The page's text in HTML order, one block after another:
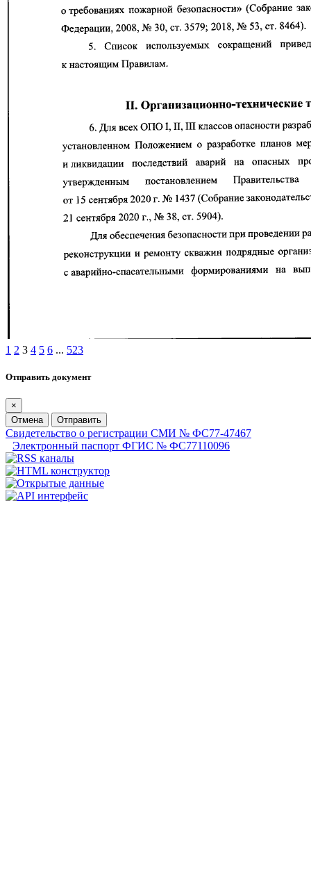
1 2 3 4 5 6 ... 523
Отправить документ
×
Отмена
Отправить
Свидетельство о регистрации СМИ № ФС77-47467
Электронный паспорт ФГИС № ФС77110096